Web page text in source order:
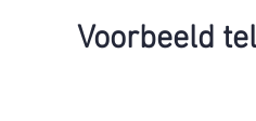
Voorbeeld